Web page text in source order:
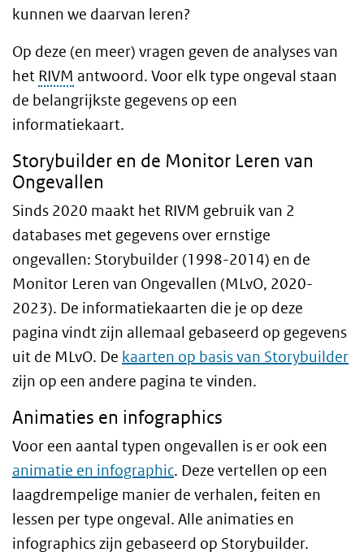
kunnen we daarvan leren?
Op deze (en meer) vragen geven de analyses van
het RIVM antwoord. Voor elk type ongeval staan
de belangrijkste gegevens op een
informatiekaart.
Storybuilder en de Monitor Leren van
Ongevallen
Sinds 2020 maakt het RIVM gebruik van 2
databases met gegevens over ernstige
ongevallen: Storybuilder (1998-2014) en de
Monitor Leren van Ongevallen (MLvO, 2020-
2023). De informatiekaarten die je op deze
pagina vindt zijn allemaal gebaseerd op gegevens
uit de MLvO. De kaarten op basis van Storybuilder
zijn op een andere pagina te vinden.
Animaties en infographics
Voor een aantal typen ongevallen is er ook een
animatie en infographic. Deze vertellen op een
laagdrempelige manier de verhalen, feiten en
lessen per type ongeval. Alle animaties en
infographics zijn gebaseerd op Storybuilder.